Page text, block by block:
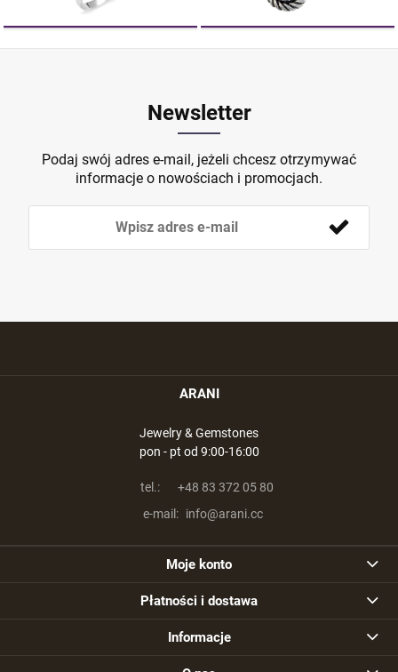
Newsletter
Podaj swój adres e-mail, jeżeli chcesz otrzymywać
informacje o nowościach i promocjach.
ARANI
Jewelry & Gemstones
pon - pt od 9:00-16:00
tel.:
+48 83 372 05 80
e-mail: info@arani.cc
Moje konto
Płatności i dostawa
Informacje